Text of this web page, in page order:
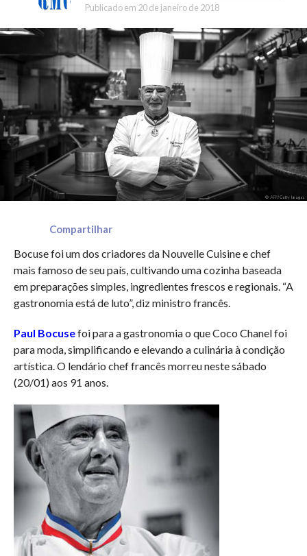
Publicado em 20 de janeiro de 2018
Compartilhar
Bocuse foi um dos criadores da Nouvelle Cuisine e chef
mais famoso de seu país, cultivando uma cozinha baseada
em preparações simples, ingredientes frescos e regionais. “A
gastronomia está de luto”, diz ministro francês.
Paul Bocusefoi para a gastronomia o que Coco Chanel foi
para moda, simplificando e elevando a culinária à condição
artística. O lendário chef francês morreu neste sábado
(20/01) aos 91 anos.